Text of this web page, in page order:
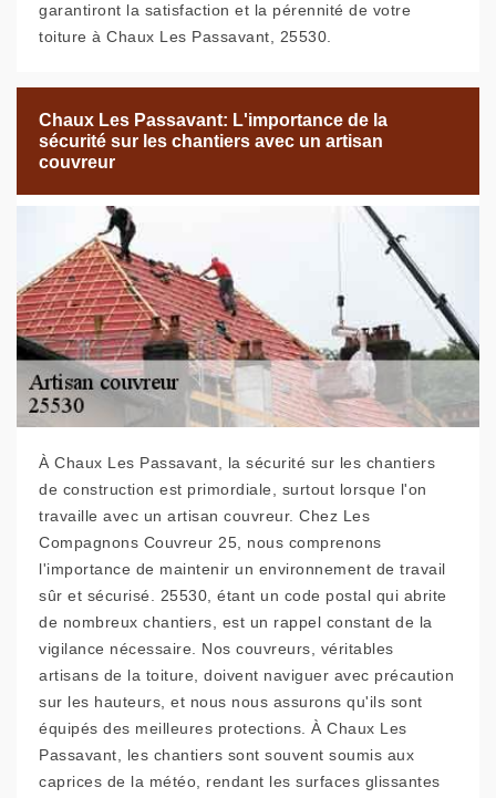
garantiront la satisfaction et la pérennité de votre
toiture à Chaux Les Passavant, 25530.
Chaux Les Passavant: L'importance de la
sécurité sur les chantiers avec un artisan
couvreur
À Chaux Les Passavant, la sécurité sur les chantiers
de construction est primordiale, surtout lorsque l'on
travaille avec un artisan couvreur. Chez Les
Compagnons Couvreur 25, nous comprenons
l'importance de maintenir un environnement de travail
sûr et sécurisé. 25530, étant un code postal qui abrite
de nombreux chantiers, est un rappel constant de la
vigilance nécessaire. Nos couvreurs, véritables
artisans de la toiture, doivent naviguer avec précaution
sur les hauteurs, et nous nous assurons qu'ils sont
équipés des meilleures protections. À Chaux Les
Passavant, les chantiers sont souvent soumis aux
caprices de la météo, rendant les surfaces glissantes